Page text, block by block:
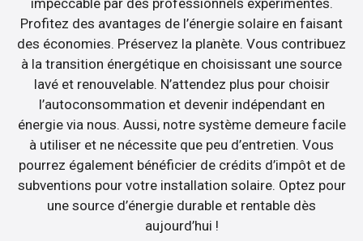
Profitez des avantages de l’énergie solaire en faisant
des économies. Préservez la planète. Vous contribuez
à la transition énergétique en choisissant une source
lavé et renouvelable. N’attendez plus pour choisir
l’autoconsommation et devenir indépendant en
énergie via nous. Aussi, notre système demeure facile
à utiliser et ne nécessite que peu d’entretien. Vous
pourrez également bénéficier de crédits d’impôt et de
subventions pour votre installation solaire. Optez pour
une source d’énergie durable et rentable dès
aujourd’hui !